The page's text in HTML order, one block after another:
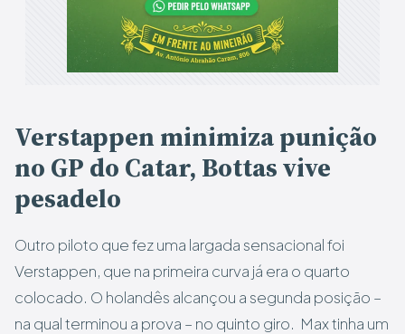
Verstappen minimiza punição
no GP do Catar, Bottas vive
pesadelo
Outro piloto que fez uma largada sensacional foi
Verstappen, que na primeira curva já era o quarto
colocado. O holandês alcançou a segunda posição –
na qual terminou a prova – no quinto giro. Max tinha um